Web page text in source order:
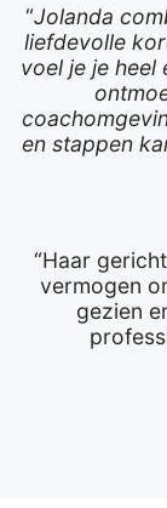
“Jolanda
liefdevolle
voel je je heel
en stappen
“Haar
vermogen
gezien